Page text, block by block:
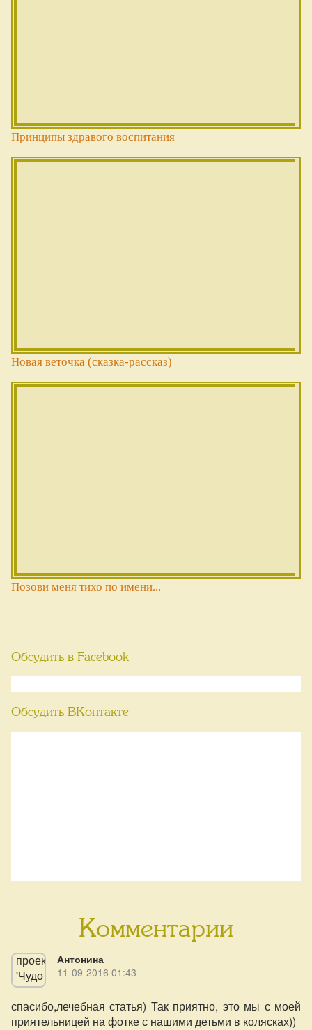
Принципы здравого воспитания
Новая веточка (сказка-рассказ)
Позови меня тихо по имени...
Обсудить в Facebook
Обсудить ВКонтакте
Комментарии
Антонина
11-09-2016 01:43
спасибо,лечебная статья) Так приятно, это мы с моей
приятельницей на фотке с нашими детьми в колясках))